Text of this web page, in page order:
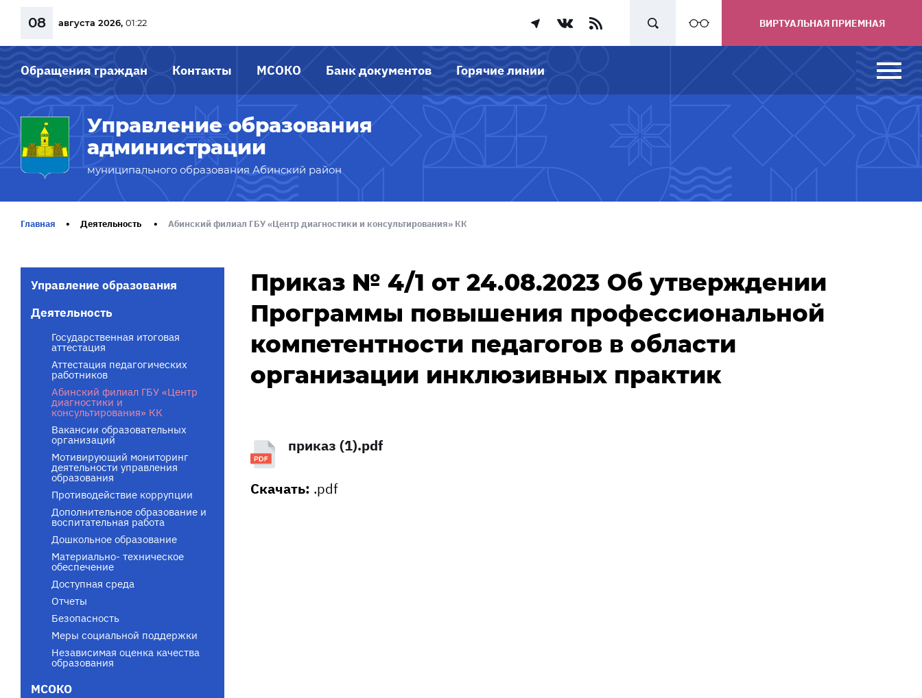
08 августа 2026, 01:22 ВИРТУАЛЬНАЯ ПРИЕМНАЯ
Обращения граждан Контакты МСОКО Банк документов Горячие линии
Управление образования
администрации
муниципального образования Абинский район
Главная Деятельность Абинский филиал ГБУ «Центр диагностики и консультирования» КК
Управление образования
Деятельность
Государственная итоговая
аттестация
Аттестация педагогических
работников
Абинский филиал ГБУ «Центр
диагностики и
консультирования» КК
Вакансии образовательных
организаций
Мотивирующий мониторинг
деятельности управления
образования
Противодействие коррупции
Дополнительное образование и
воспитательная работа
Дошкольное образование
Материально- техническое
обеспечение
Доступная среда
Отчеты
Безопасность
Меры социальной поддержки
Независимая оценка качества
образования
МСОКО
Приказ № 4/1 от 24.08.2023 Об утверждении
Программы повышения профессиональной
компетентности педагогов в области
организации инклюзивных практик
приказ (1).pdf
Скачать: .pdf